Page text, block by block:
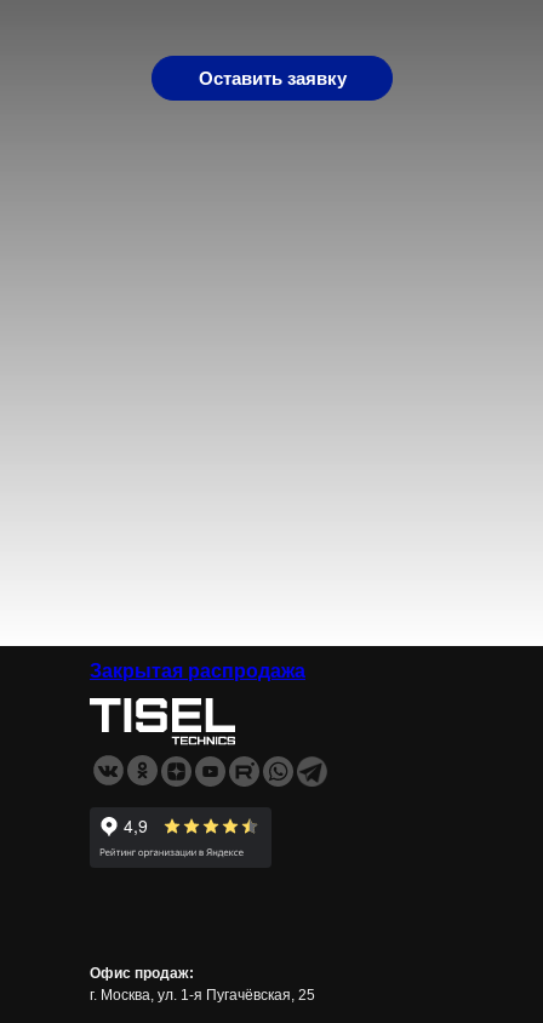
Оставить заявку
Закрытая распродажа
Офис продаж:
г. Москва, ул. 1-я Пугачёвская, 25